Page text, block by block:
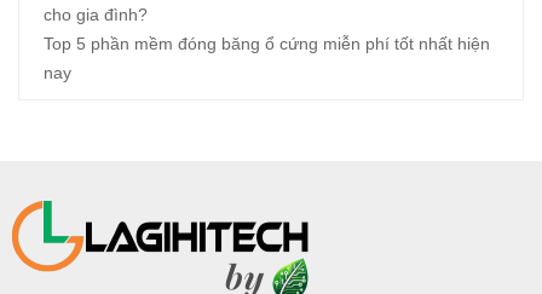
cho gia đình?
Top 5 phần mềm đóng băng ổ cứng miễn phí tốt nhất hiện
nay